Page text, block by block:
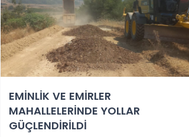
EMİNLİK VE EMİRLER
MAHALLELERİNDE YOLLAR
GÜÇLENDİRİLDİ